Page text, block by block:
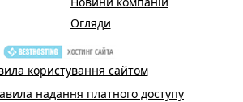
Огляди
користування сайтом
надання платного доступу